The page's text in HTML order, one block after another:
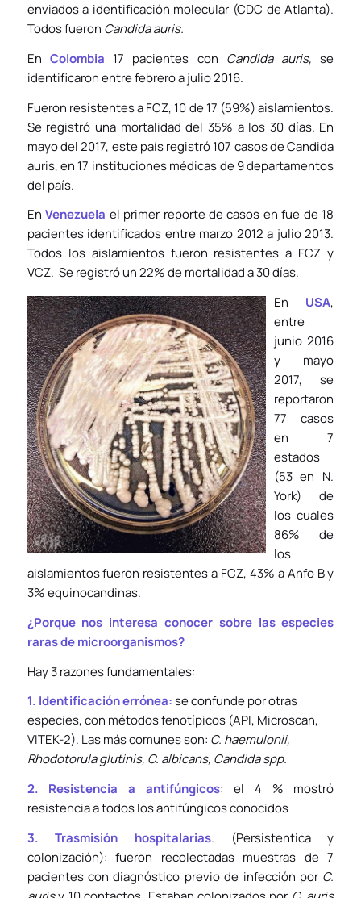
enviados a identificación molecular (CDC de Atlanta).
Todos fueron Candida auris.
En Colombia 17 pacientes con Candida auris, se
identificaron entre febrero a julio 2016.
Fueron resistentes a FCZ, 10 de 17 (59%) aislamientos.
Se registró una mortalidad del 35% a los 30 días. En
mayo del 2017, este país registró 107 casos de Candida
auris, en 17 instituciones médicas de 9 departamentos
del país.
EnVenezuela el primer reporte de casos en fue de 18
pacientes identificados entre marzo 2012 a julio 2013.
Todos los aislamientos fueron resistentes a FCZ y
VCZ. Se registró un 22% de mortalidad a 30 días.
En USA,
entre
junio 2016
y mayo
2017, se
reportaron
77 casos
en 7
estados
(53 en N.
York) de
los cuales
86% de
los
aislamientos fueron resistentes a FCZ, 43% a Anfo B y
3% equinocandinas.
¿Porque nos interesa conocer sobre las especies
raras de microorganismos?
Hay 3 razones fundamentales:
1. Identificación errónea:se confunde por otras
especies, con métodos fenotípicos (API, Microscan,
VITEK-2). Las más comunes son: C. haemulonii,
Rhodotorula glutinis, C. albicans, Candida spp.
2. Resistencia a antifúngicos: el 4 % mostró
resistencia a todos los antifúngicos conocidos
3. Trasmisión hospitalarias. (Persistentica y
colonización): fueron recolectadas muestras de 7
pacientes con diagnóstico previo de infección por C.